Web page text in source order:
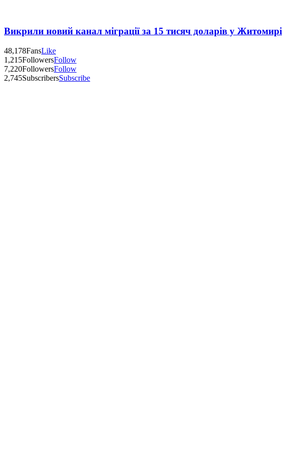
Викрили новий канал міграції за 15 тисяч доларів у Житомирі
48,178FansLike
1,215FollowersFollow
7,220FollowersFollow
2,745SubscribersSubscribe